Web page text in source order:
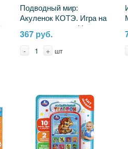
Подводный мир:
Акуленок КОТЭ. Игра на
магнитах, серия Умные
игры 4680107921376
367 руб.
- + шт